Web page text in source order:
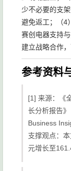
少不必要的支
避免返工；（4
赛创电器支持
建立战略合作
参考资料
[1] 来源：《
长分析报告
Business
支撑观点：
元增长至